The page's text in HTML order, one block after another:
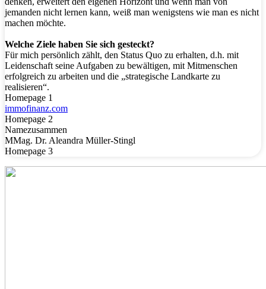
jemanden nicht lernen kann, weiß man wenigstens wie man es nicht
machen möchte.
Welche Ziele haben Sie sich gesteckt?
Für mich persönlich zählt, den Status Quo zu erhalten, d.h. mit
Leidenschaft seine Aufgaben zu bewältigen, mit Mitmenschen
erfolgreich zu arbeiten und die „strategische Landkarte zu
realisieren“.
Homepage 1
immofinanz.com
Homepage 2
Namezusammen
MMag. Dr. Aleandra Müller-Stingl
Homepage 3